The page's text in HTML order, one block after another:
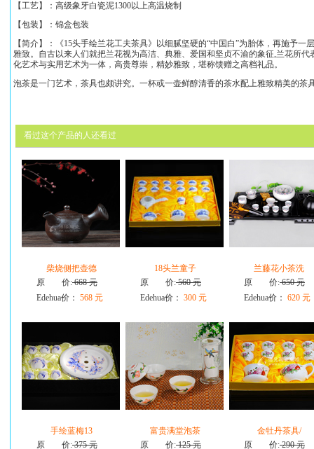
【工艺】：高级象牙白瓷泥1300以上高温烧制
【包装】：锦盒包装
【简介】：《15头手绘兰花工夫茶具》以细腻坚硬的“中国白”为胎体，再施予一
雅致。
自古以来人们就把兰花视为高洁、典雅、爱国和坚贞不渝的象征,兰花所
化艺术与实用艺术为一体，高贵尊崇，精妙雅致，堪称馈赠之高档礼品。
泡茶是一门艺术，茶具也颇讲究。一杯或一壶鲜醇清香的茶水配上雅致精美的茶
看过这个产品的人还看过
柴烧侧把壶德
原 价:668 元
Edehua价： 568 元
18头兰童子
原 价:560 元
Edehua价： 300 元
兰藤花小茶洗
原 价:650 元
Edehua价： 620 元
手绘蓝梅13
原 价:375 元
富贵满堂泡茶
原 价:125 元
金牡丹茶具/
原 价:290 元